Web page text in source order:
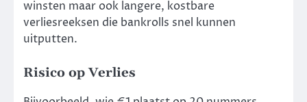
winsten maar ook langere, kostbare
verliesreeksen die bankrolls snel kunnen
uitputten.
Risico op Verlies